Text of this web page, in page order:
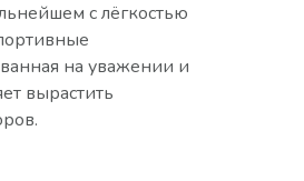
с лёгкостью
на уважении и
вырастить